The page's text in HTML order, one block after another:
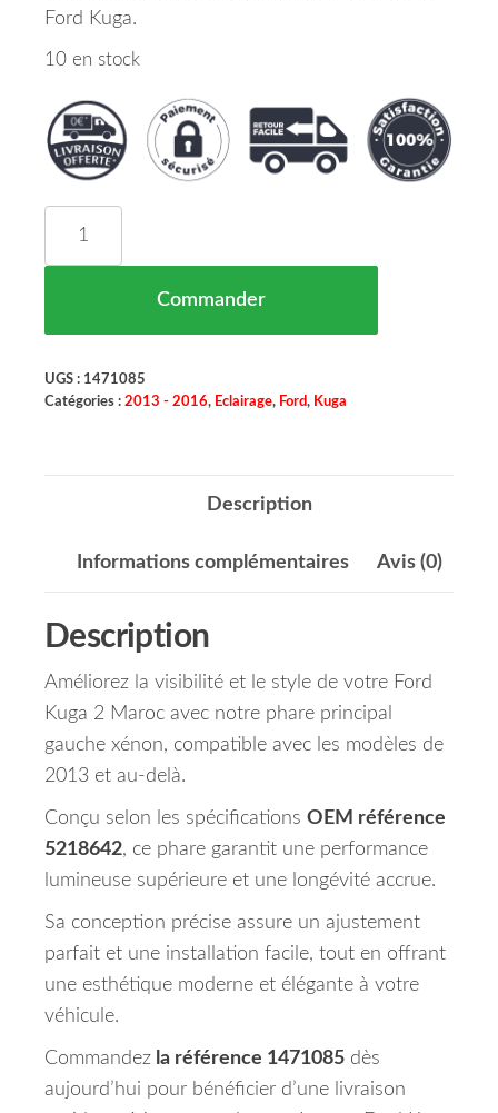
Ford Kuga.
10 en stock
Commander
UGS : 1471085
Catégories : 2013 - 2016, Eclairage, Ford, Kuga
Description
Informations complémentaires Avis (0)
Description
Améliorez la visibilité et le style de votre Ford
Kuga 2 Maroc avec notre phare principal
gauche xénon, compatible avec les modèles de
2013 et au-delà.
Conçu selon les spécifications OEM référence
5218642, ce phare garantit une performance
lumineuse supérieure et une longévité accrue.
Sa conception précise assure un ajustement
parfait et une installation facile, tout en offrant
une esthétique moderne et élégante à votre
véhicule.
Commandez la référence 1471085 dès
aujourd’hui pour bénéficier d’une livraison